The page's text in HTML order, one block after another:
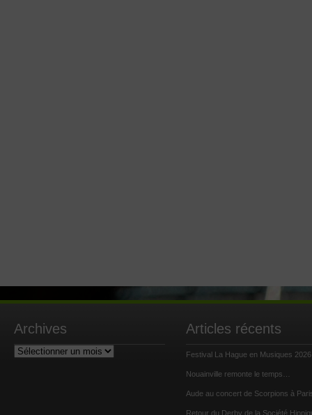
Archives
Archives
Articles récents
Festival La Hague en Musiques 2026
Nouainville remonte le temps…
Aude au concert de Scorpions à
Retour du Derby de la Société